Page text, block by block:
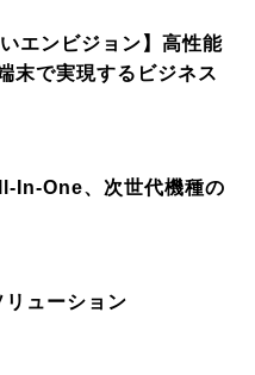
エンビジョン】高性能
末で実現するビジネス
In-One、次世代機種の
リューション